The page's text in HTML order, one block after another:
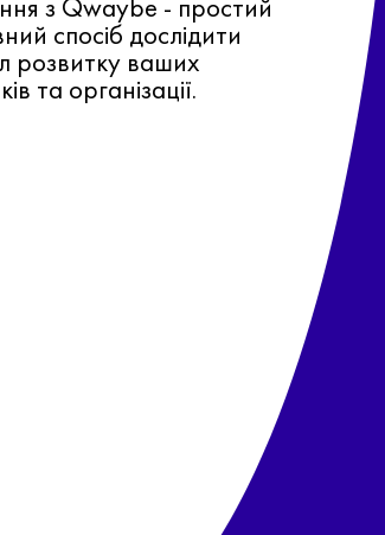
з Qwaybe - простий
спосіб дослідити
розвитку ваших
та організації.